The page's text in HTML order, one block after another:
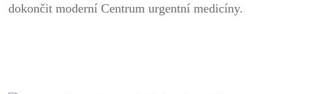
dokončit moderní Centrum urgentní medicíny.